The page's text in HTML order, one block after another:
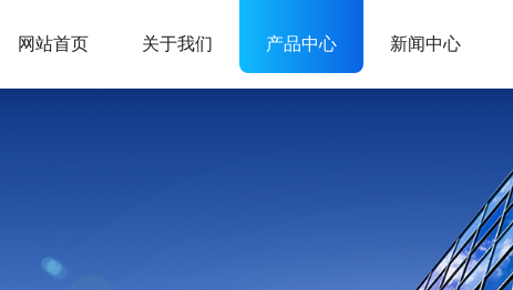
网站首页 关于我们 产品中心 新闻中心